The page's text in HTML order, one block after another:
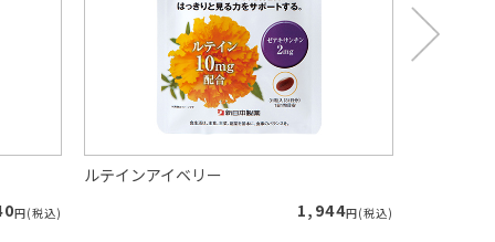
円(税込)
ルテインアイベリー
1,944円(税込)